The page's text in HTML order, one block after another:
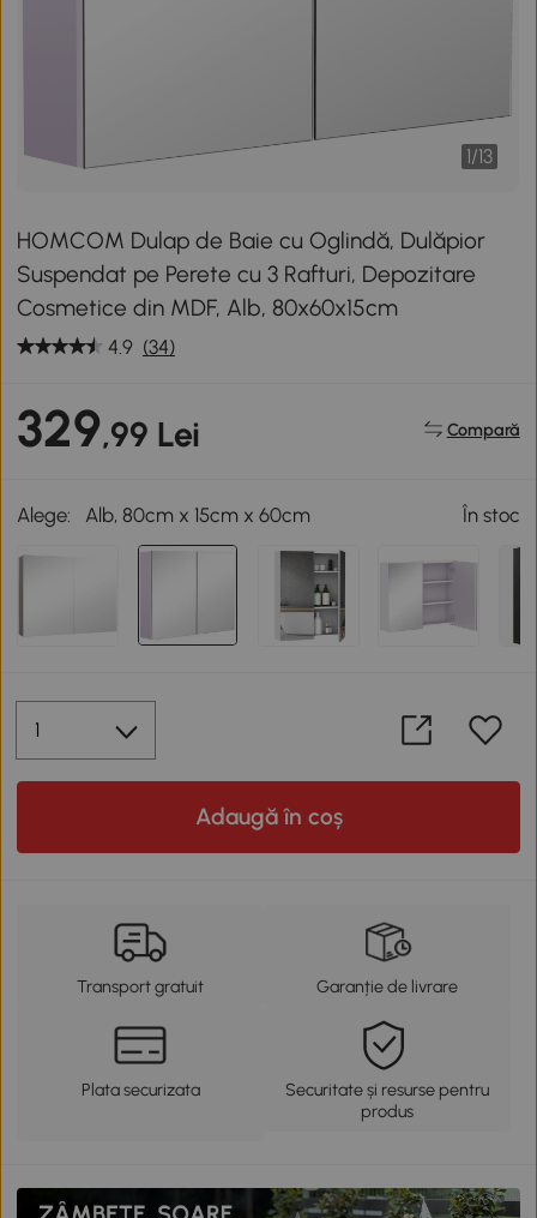
1/13
HOMCOM Dulap de Baie cu Oglindă, Dulăpior
Suspendat pe Perete cu 3 Rafturi, Depozitare
Cosmetice din MDF, Alb, 80x60x15cm
4.9 (34)
329,99 Lei Compară
Alege: Alb, 80cm x 15cm x 60cm În stoc
Adaugă în coș
Transport gratuit Garanție de livrare
Plata securizata
Securitate și resurse pentru
produs